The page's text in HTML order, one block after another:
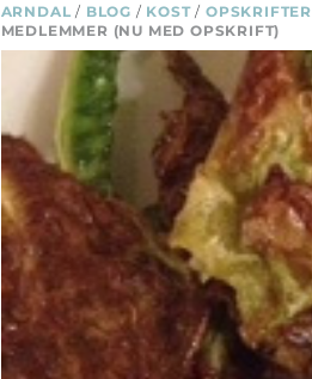
ARNDAL / BLOG / KOST/ OPSKRIFTER
MEDLEMMER (NU MED OPSKRIFT)